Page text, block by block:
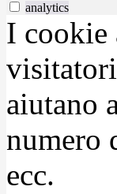
analytics
I cookie
aiutano
numero
ecc.